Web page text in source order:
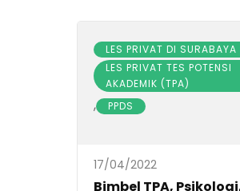
LES PRIVAT DI SURABAYA
LES PRIVAT TES POTENSI
AKADEMIK (TPA)
, PPDS
17/04/2022
Bimbel TPA,